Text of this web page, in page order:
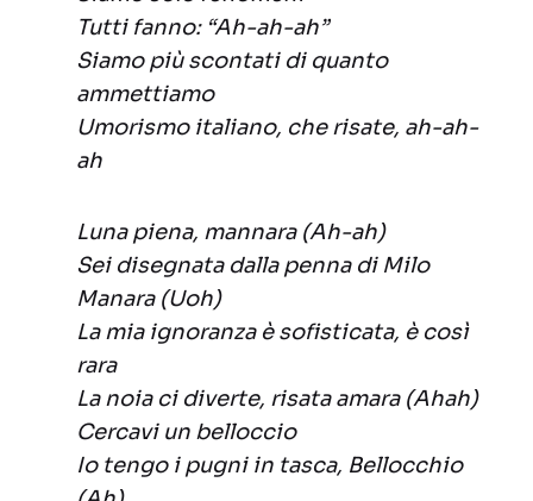
Tutti fanno: “Ah-ah-ah”
Siamo più scontati di quanto
ammettiamo
Umorismo italiano, che risate, ah-ah-
ah
Luna piena, mannara (Ah-ah)
Sei disegnata dalla penna di Milo
Manara (Uoh)
La mia ignoranza è sofisticata, è così
rara
La noia ci diverte, risata amara (Ahah)
Cercavi un belloccio
Io tengo i pugni in tasca, Bellocchio